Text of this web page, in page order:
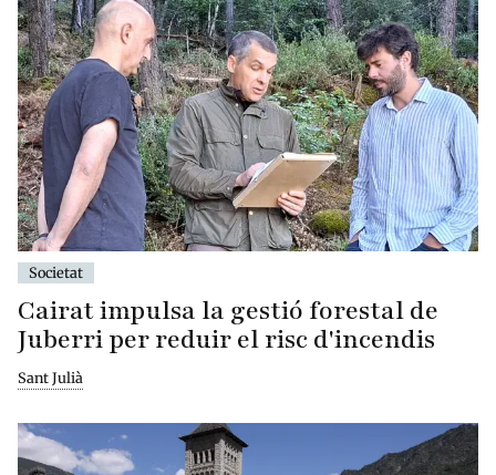
Societat
Cairat impulsa la gestió forestal de
Juberri per reduir el risc d'incendis
Sant Julià